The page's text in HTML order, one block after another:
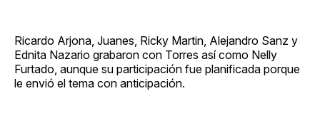
Ricardo Arjona, Juanes, Ricky Martin, Alejandro Sanz y
Ednita Nazario grabaron con Torres así como Nelly
Furtado, aunque su participación fue planificada porque
le envió el tema con anticipación.